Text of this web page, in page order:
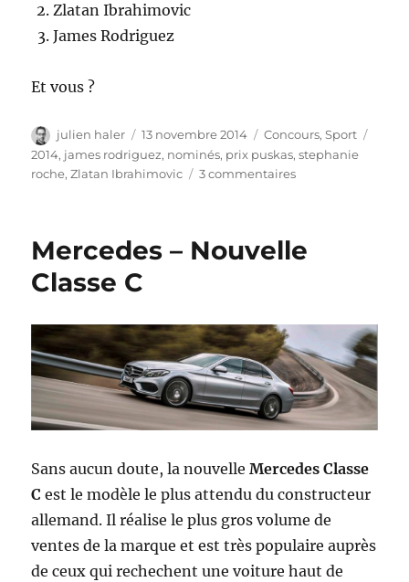
Zlatan Ibrahimovic
James Rodriguez
Et vous ?
Auteur
julien haler
Publié
le
13 novembre 2014 Catégories
Concours,Sport
2014, james rodriguez, nominés, prix puskas,stephanie
roche,Zlatan Ibrahimovic 3 commentairessur
pour
2014
Mercedes – Nouvelle
Classe C
Sans aucun doute, la nouvelleMercedes Classe
C est le modèle le plus attendu du constructeur
allemand. Il réalise le plus gros volume de
ventes de la marque et est très populaire auprès
de ceux qui rechechent une voiture haut de